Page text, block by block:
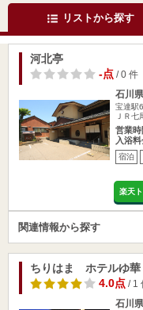
リストから探す
河北亭
-点/ 0 件
石川
宝達駅
ＪＲ
営業時
入浴料
宿泊
楽天
関連情報から探す
ちりはま ホテルゆ華
4.0点/ 1
石川